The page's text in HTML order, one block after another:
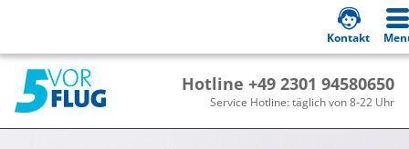
Hotline +49 2301 94580650
Service Hotline: täglich von 8-22 Uhr
Kontakt